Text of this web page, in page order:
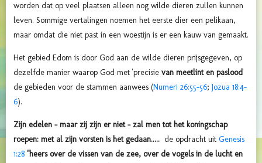
worden dat op veel plaatsen alleen nog wilde dieren zullen kunnen
leven. Sommige vertalingen noemen het eerste dier een pelikaan,
maar omdat die niet past in een woestijn is er een kauw van gemaakt.
Het gebied Edom is door God aan de wilde dieren prijsgegeven, op
dezelfde manier waarop God met 'precisie van meetlint en paslood'
de gebieden voor de stammen aanwees (Numeri 26:55-56; Jozua 18:4-
6).
Zijn edelen – maar zij zijn er niet – zal men tot het koningschap
roepen: met al zijn vorsten is het gedaan..... de opdracht uit Genesis
1:28 "heers over de vissen van de zee, over de vogels in de lucht en